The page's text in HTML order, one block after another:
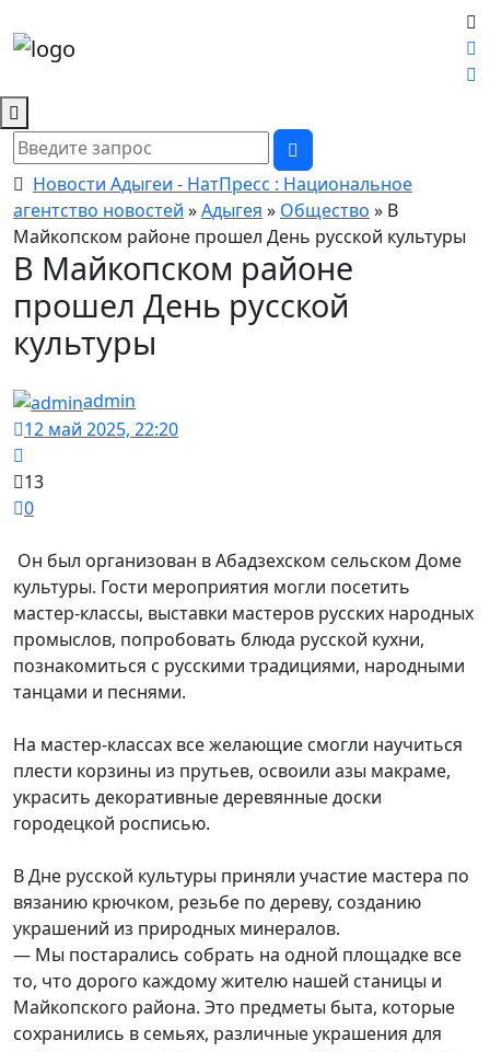
Новости Адыгеи - НатПресс : Национальное
агентство новостей »Адыгея » Общество » В
Майкопском районе прошел День русской культуры
В Майкопском районе
прошел День русской
культуры
admin
12 май 2025, 22:20
13
0
Он был организован в Абадзехском сельском Доме
культуры. Гости мероприятия могли посетить
мастер-классы, выставки мастеров русских народных
промыслов, попробовать блюда русской кухни,
познакомиться с русскими традициями, народными
танцами и песнями.
На мастер-классах все желающие смогли научиться
плести корзины из прутьев, освоили азы макраме,
украсить декоративные деревянные доски
городецкой росписью.
В Дне русской культуры приняли участие мастера по
вязанию крючком, резьбе по дереву, созданию
украшений из природных минералов.
— Мы постарались собрать на одной площадке все
то, что дорого каждому жителю нашей станицы и
Майкопского района. Это предметы быта, которые
сохранились в семьях, различные украшения для